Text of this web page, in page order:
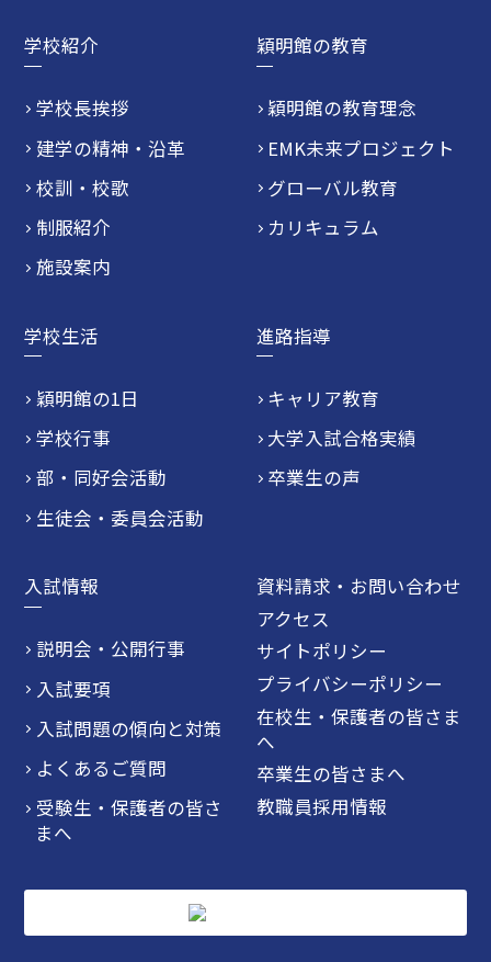
学校紹介
学校長挨拶
建学の精神・沿革
校訓・校歌
制服紹介
施設案内
穎明館の教育
穎明館の教育理念
EMK未来プロジェクト
グローバル教育
カリキュラム
学校生活
穎明館の1日
学校行事
部・同好会活動
生徒会・委員会活動
進路指導
キャリア教育
大学入試合格実績
卒業生の声
入試情報
説明会・公開行事
入試要項
入試問題の傾向と対策
よくあるご質問
受験生・保護者の皆さ
まへ
資料請求・お問い合わせ
アクセス
サイトポリシー
プライバシーポリシー
在校生・保護者の皆さま
へ
卒業生の皆さまへ
教職員採用情報